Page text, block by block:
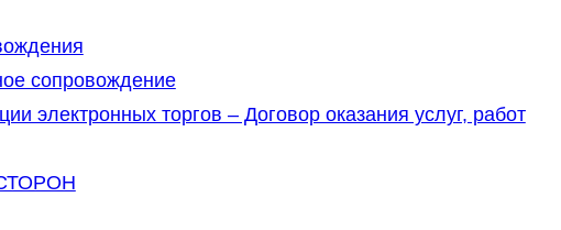
сопровождение
электронных торгов – Договор оказания услуг, работ